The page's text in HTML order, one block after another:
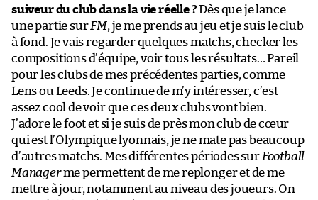
suiveur du club dans la vie réelle ?Dès que je lance
une partie surFM, je me prends au jeu et je suis le club
à fond. Je vais regarder quelques matchs, checker les
compositions d’équipe, voir tous les résultats… Pareil
pour les clubs de mes précédentes parties, comme
Lens ou Leeds. Je continue de m’y intéresser, c’est
assez cool de voir que ces deux clubs vont bien.
J’adore le foot et si je suis de près mon club de cœur
qui est l’Olympique lyonnais, je ne mate pas beaucoup
d’autres matchs. Mes différentes périodes sur Football
Managerme permettent de me replonger et de me
mettre à jour, notamment au niveau des joueurs. On